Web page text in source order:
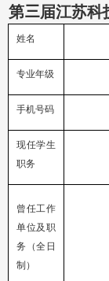
第三届江苏科
姓名
专业年级
手机号码
现任学生
职务
曾任工作
单位及职
务（全日
制）